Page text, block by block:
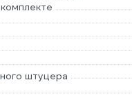
штуцера